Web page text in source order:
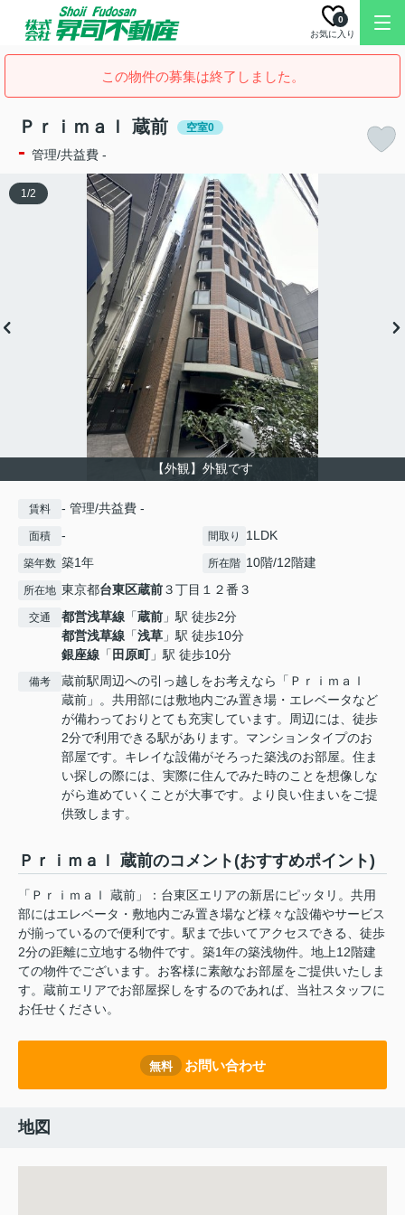
お気に入り
0
この物件の募集は終了しました。
Ｐｒｉｍａｌ 蔵前 空室0
- 管理/共益費 -
【外観】外観です
1/2
賃料 - 管理/共益費 -
面積 - 間取り 1LDK
築年数 築1年 所在階 10階/12階建
所在地 東京都台東区蔵前３丁目１２番３
交通 都営浅草線 「蔵前 」駅 徒歩2分
都営浅草線 「浅草 」駅 徒歩10分
銀座線 「 田原町」駅 徒歩10分
備考
蔵前駅周辺への引っ越しをお考えなら「Ｐｒｉｍａｌ
蔵前」。共用部には敷地内ごみ置き場・エレベータなど
が備わっておりとても充実しています。周辺には、徒歩
2分で利用できる駅があります。マンションタイプのお
部屋です。キレイな設備がそろった築浅のお部屋。住ま
い探しの際には、実際に住んでみた時のことを想像しな
がら進めていくことが大事です。より良い住まいをご提
供致します。
Ｐｒｉｍａｌ 蔵前のコメント(おすすめポイント)
「Ｐｒｉｍａｌ 蔵前」：台東区エリアの新居にピッタリ。共用
部にはエレベータ・敷地内ごみ置き場など様々な設備やサービス
が揃っているので便利です。駅まで歩いてアクセスできる、徒歩
2分の距離に立地する物件です。築1年の築浅物件。地上12階建
ての物件でございます。お客様に素敵なお部屋をご提供いたしま
す。蔵前エリアでお部屋探しをするのであれば、当社スタッフに
お任せください。
無料 お問い合わせ
地図